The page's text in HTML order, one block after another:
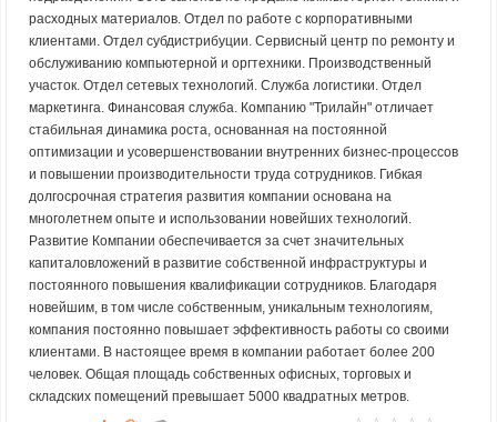
расходных материалов. Отдел по работе с корпоративными
клиентами. Отдел субдистрибуции. Сервисный центр по ремонту и
обслуживанию компьютерной и оргтехники. Производственный
участок. Отдел сетевых технологий. Служба логистики. Отдел
маркетинга. Финансовая служба. Компанию "Трилайн" отличает
стабильная динамика роста, основанная на постоянной
оптимизации и усовершенствовании внутренних бизнес-процессов
и повышении производительности труда сотрудников. Гибкая
долгосрочная стратегия развития компании основана на
многолетнем опыте и использовании новейших технологий.
Развитие Компании обеспечивается за счет значительных
капиталовложений в развитие собственной инфраструктуры и
постоянного повышения квалификации сотрудников. Благодаря
новейшим, в том числе собственным, уникальным технологиям,
компания постоянно повышает эффективность работы со своими
клиентами. В настоящее время в компании работает более 200
человек. Общая площадь собственных офисных, торговых и
складских помещений превышает 5000 квадратных метров.